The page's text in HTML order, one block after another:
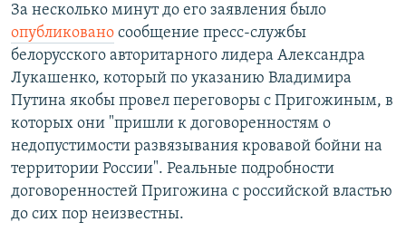
За несколько минут до его заявления было
опубликовано сообщение пресс-службы
белорусского авторитарного лидера Александра
Лукашенко, который по указанию Владимира
Путина якобы провел переговоры с Пригожиным, в
которых они "пришли к договоренностям о
недопустимости развязывания кровавой бойни на
территории России". Реальные подробности
договоренностей Пригожина с российской властью
до сих пор неизвестны.